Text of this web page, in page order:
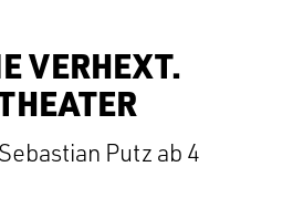
VERHEXT.
Putz ab 4